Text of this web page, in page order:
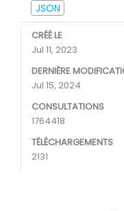
JSON
CRÉÉ LE
Jul 11, 2023
DERNIÈRE
Jul 15, 2024
CONSULTATIONS
1764418
TÉLÉCHARGEMENTS
2131